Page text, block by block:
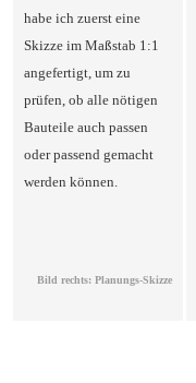
habe ich zuerst eine
Skizze im Maßstab 1:1
angefertigt, um zu
prüfen, ob alle nötigen
Bauteile auch passen
oder passend gemacht
werden können.
Bild rechts: Planungs-Skizze